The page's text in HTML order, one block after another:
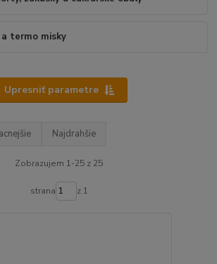
termo misky
Upresniť parametre
Najdrahšie
Zobrazujem 1-25 z 25
strana z 1